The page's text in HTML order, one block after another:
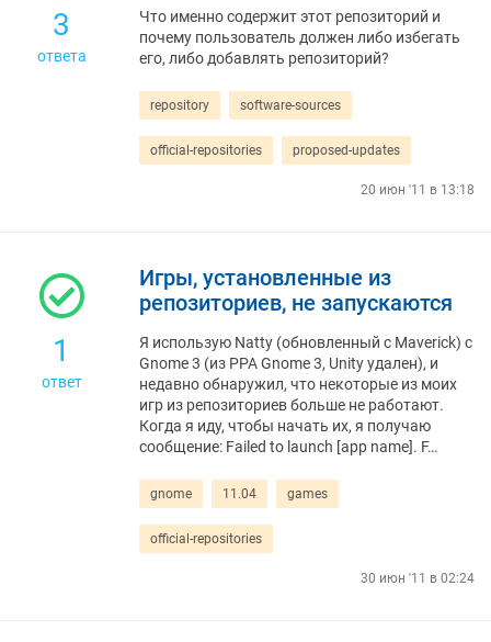
3
ответа
Что именно содержит этот репозиторий и
почему пользователь должен либо избегать
его, либо добавлять репозиторий?
repository software-sources
official-repositories proposed-updates
20 июн '11 в 13:18
1
ответ
Игры, установленные из
репозиториев, не запускаются
Я использую Natty (обновленный с Maverick) с
Gnome 3 (из PPA Gnome 3, Unity удален), и
недавно обнаружил, что некоторые из моих
игр из репозиториев больше не работают.
Когда я иду, чтобы начать их, я получаю
сообщение: Failed to launch [app name]. F…
gnome 11.04 games
official-repositories
30 июн '11 в 02:24